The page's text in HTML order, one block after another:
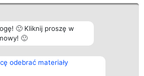
🙂 Kliknij proszę w
🙂
odebrać materiały
Plebiscyt
Laureaci
Kontakt
Kontakt